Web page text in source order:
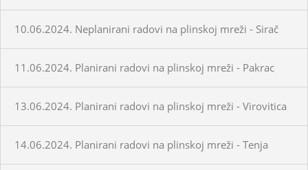
10.06.2024. Neplanirani radovi na plinskoj mreži - Sirač
11.06.2024. Planirani radovi na plinskoj mreži - Pakrac
13.06.2024. Planirani radovi na plinskoj mreži - Virovitica
14.06.2024. Planirani radovi na plinskoj mreži - Tenja